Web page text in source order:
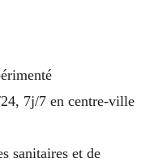
7j/7 en centre-ville
sanitaires et de